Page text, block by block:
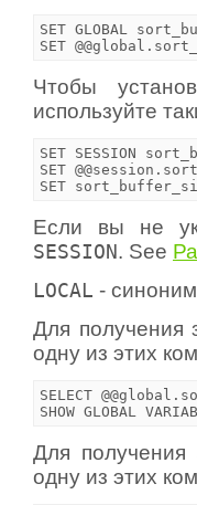
SET GLOBAL
Чтобы
используйте
SET SESSION
SET
Если вы не
SESSION. See
LOCAL -
Для получения
одну из этих
SELECT
Для получения
одну из этих